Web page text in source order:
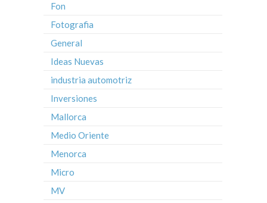
Fon
Fotografia
General
Ideas Nuevas
industria automotriz
Inversiones
Mallorca
Medio Oriente
Menorca
Micro
MV